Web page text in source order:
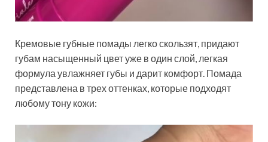
Кремовые губные помады легко скользят, придают
губам насыщенный цвет уже в один слой, легкая
формула увлажняет губы и дарит комфорт. Помада
представлена в трех оттенках, которые подходят
любому тону кожи: